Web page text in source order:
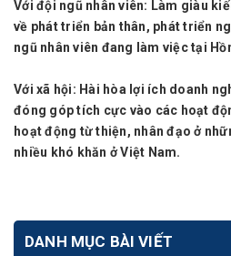
Với đội ngũ nhân viên: Làm giàu
về phát triển bản thân, phát triển
ngũ nhân viên đang làm việc tại
Với xã hội: Hài hòa lợi ích doanh
đóng góp tích cực vào các hoạt
hoạt động từ thiện, nhân đạo ở
nhiều khó khăn ở Việt Nam.
DANH MỤC BÀI VIẾT